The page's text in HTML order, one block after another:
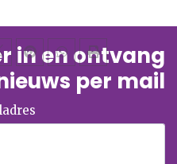
in en ontvang
per mail